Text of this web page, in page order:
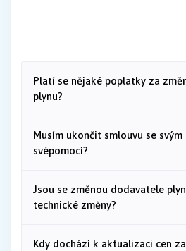
Platí se nějaké poplatky za
plynu?
Musím ukončit smlouvu se
svépomocí?
Jsou se změnou dodavatele
technické změny?
Kdy dochází k aktualizaci cen